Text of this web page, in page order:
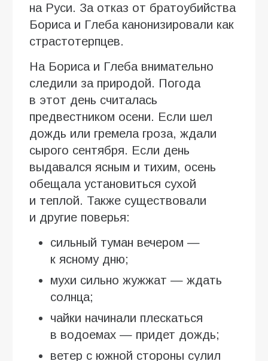
на Руси. За отказ от братоубийства
Бориса и Глеба канонизировали как
страстотерпцев.
На Бориса и Глеба внимательно
следили за природой. Погода
в этот день считалась
предвестником осени. Если шел
дождь или гремела гроза, ждали
сырого сентября. Если день
выдавался ясным и тихим, осень
обещала установиться сухой
и теплой. Также существовали
и другие поверья:
сильный туман вечером —
к ясному дню;
мухи сильно жужжат — ждать
солнца;
чайки начинали плескаться
в водоемах — придет дождь;
ветер с южной стороны сулил